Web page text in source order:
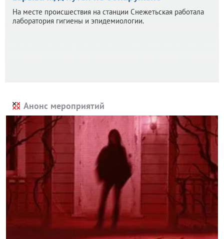
На месте происшествия на станции Снежетьская работала
лаборатория гигиены и эпидемиологии.
Анонс мероприятий